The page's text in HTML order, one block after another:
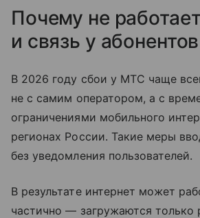
Почему не
и связь у
В 2026 году сбои у МТС чаще
не с самим оператором, а с
ограничениями мобильного
регионах России. Такие меры
без уведомления пользователей.
В результате интернет может
частично — загружаются только